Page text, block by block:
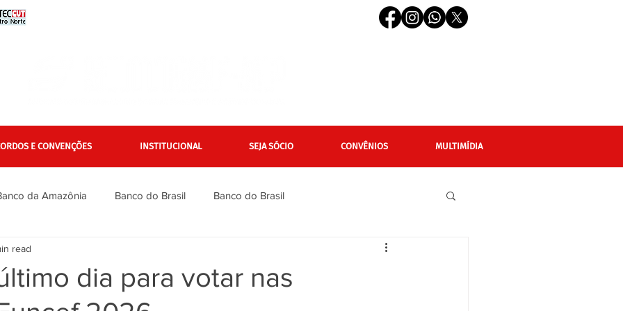
E CONVENÇÕES INSTITUCIONAL SEJA SÓCIO CONVÊNIOS MULTIMÍDIA
da Amazônia Banco do Brasil Banco do Brasil
Bradesco Editais
Gerais Itaú
dia para votar nas
read